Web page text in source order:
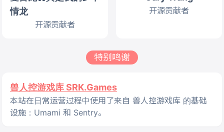
情龙
开源贡献者
开源贡献者
特别鸣谢
兽人控游戏库 SRK.Games
本站在日常运营过程中使用了来自 兽人控游戏库 的基础
设施：Umami 和 Sentry。